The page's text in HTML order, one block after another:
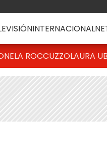
INTERNACIONAL
ROCCUZZOLAURA